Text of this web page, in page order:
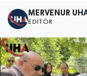
MERVENUR
EDITÖR